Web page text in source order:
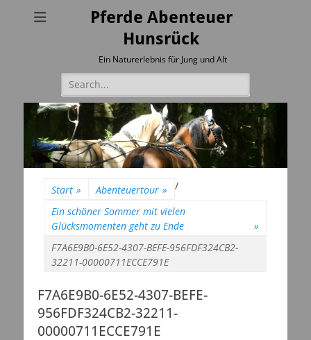
Pferde Abenteuer
Hunsrück
Ein Naturerlebnis für Jung und Alt
Suchen
nach:
Start » Abenteuertour »
/
Ein schöner Sommer mit vielen
Glücksmomenten geht zu Ende
»
F7A6E9B0-6E52-4307-BEFE-956FDF324CB2-
32211-00000711ECCE791E
F7A6E9B0-6E52-4307-BEFE-
956FDF324CB2-32211-
00000711ECCE791E